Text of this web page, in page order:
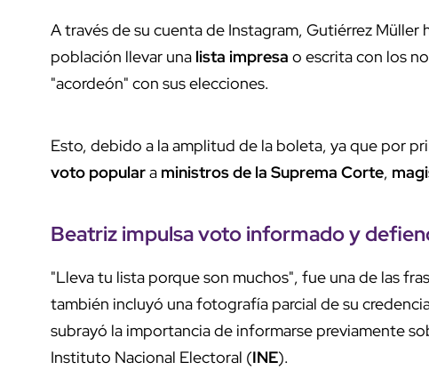
A través de su cuenta de Instagram, Gutiérrez Müller
población llevar una lista impresa o escrita con los
"acordeón" con sus elecciones.
Esto, debido a la amplitud de la boleta, ya que por
voto populara ministros de la Suprema Corte,
Beatriz impulsavoto informadoy
"Lleva tu lista porque son muchos", fue una de las
también incluyó una fotografía parcial de su
subrayó la importancia de informarse previamente
Instituto Nacional Electoral (INE).